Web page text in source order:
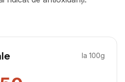
la 100g